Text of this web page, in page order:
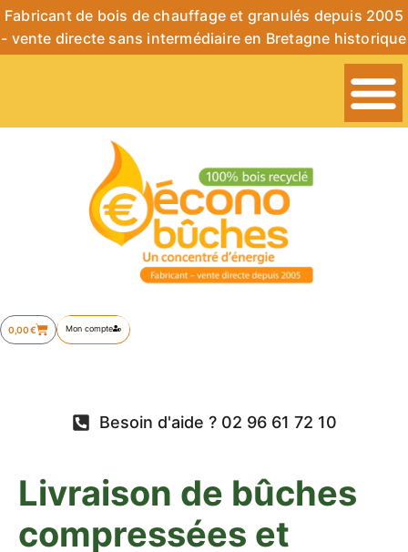
Fabricant de bois de chauffage et granulés depuis 2005
- vente directe sans intermédiaire en Bretagne historique
Besoin d'aide ? 02 96 61 72 10
0,00€ Mon compte
Livraison de bûches
compressées et